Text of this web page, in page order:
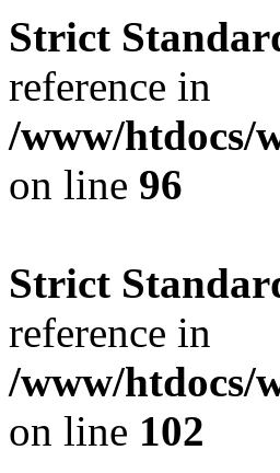
Strict
reference in
/www/htdocs/
on line 96
Strict
reference in
/www/htdocs/
on line 102